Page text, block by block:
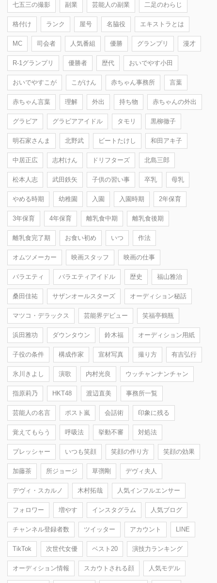
七五三の撮影 副業 芸能人の副業 二足のわらじ
格付け ランク 屋号 名脇役 エキストラとは
MC 司会者 人気番組 優勝 グランプリ 漫才
R-1グランプリ 優勝者 歴代 おいでやす小田
おいでやすこが こがけん 赤ちゃん事務所 言葉
赤ちゃん言葉 理解 外出 持ち物 赤ちゃんの外出
グラビア グラビアアイドル タモリ 黒柳徹子
明石家さんま 北野武 ビートたけし 和田アキ子
中居正広 志村けん ドリフターズ 北島三郎
松本人志 武田鉄矢 子供の習い事 卒乳 母乳
やめる時期 幼稚園 入園 入園時期 2年保育
3年保育 4年保育 離乳食中期 離乳食後期
離乳食完了期 お食い初め いつ 作法
オムツメーカー 映画スタッフ 映画の仕事
バラエティ バラエティアイドル 歴史 福山雅治
桑田佳祐 サザンオールスターズ オーディション秘話
マツコ・デラックス 芸能界デビュー 笑福亭鶴瓶
浜田雅功 ダウンタウン 鈴木福 オーディション用紙
子役の条件 構成作家 宣材写真 撮り方 有吉弘行
氷川きよし 演歌 内村光良 ウッチャンナンチャン
指原莉乃 HKT48 渡辺直美 事務所一覧
芸能人の名言 ポスト嵐 会話術 印象に残る
覚えてもらう 呼吸法 挙動不審 対処法
プレッシャー いつも笑顔 笑顔の作り方 笑顔の効果
加藤茶 所ジョージ 草彅剛 デヴィ夫人
デヴィ・スカルノ 木村拓哉 人気インフルエンサー
フォロワー 増やす インスタグラム 人気ブログ
チャンネル登録者数 ツイッター アカウント LINE
TikTok 次世代女優 ベスト20 演技力ランキング
オーディション情報 スカウトされる顔 人気モデル